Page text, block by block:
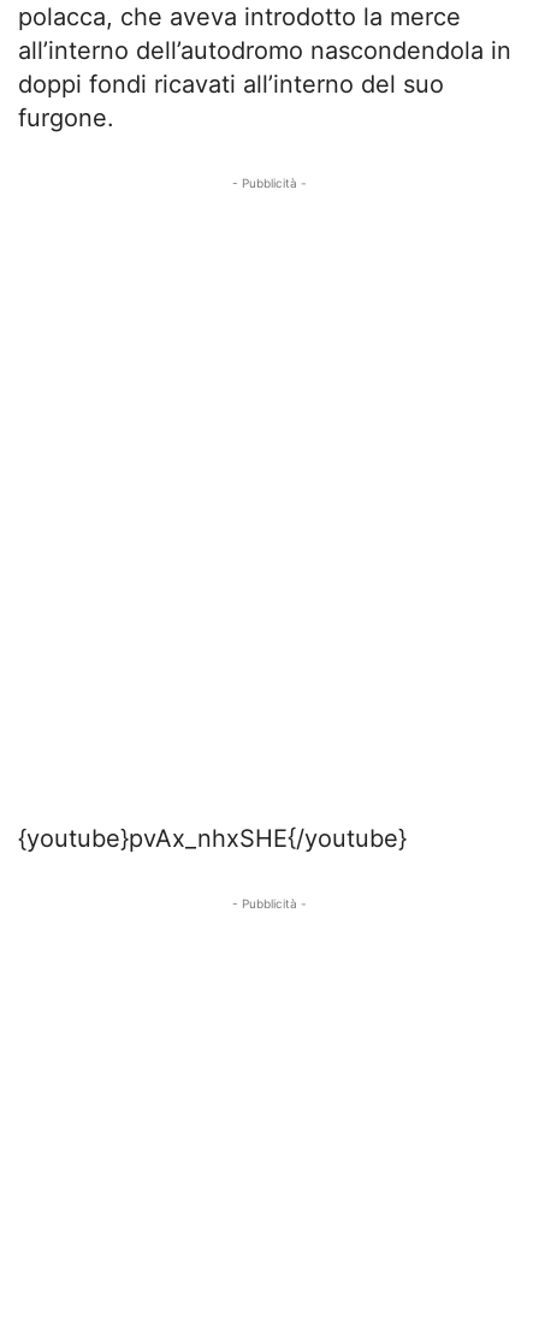
polacca, che aveva introdotto la merce
all’interno dell’autodromo nascondendola in
doppi fondi ricavati all’interno del suo
furgone.
- Pubblicità -
{youtube}pvAx_nhxSHE{/youtube}
- Pubblicità -